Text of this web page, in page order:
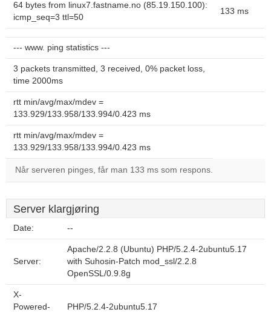
64 bytes from linux7.fastname.no (85.19.150.100):
icmp_seq=3 ttl=50
133 ms
--- www. ping statistics ---
3 packets transmitted, 3 received, 0% packet loss,
time 2000ms
rtt min/avg/max/mdev =
133.929/133.958/133.994/0.423 ms
rtt min/avg/max/mdev =
133.929/133.958/133.994/0.423 ms
Når serveren pinges, får man 133 ms som respons.
Server klargjøring
Date: --
Server:
Apache/2.2.8 (Ubuntu) PHP/5.2.4-2ubuntu5.17
with Suhosin-Patch mod_ssl/2.2.8
OpenSSL/0.9.8g
X-
Powered-
PHP/5.2.4-2ubuntu5.17